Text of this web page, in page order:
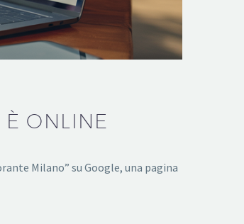
ONLINE
Milano” su Google, una pagina